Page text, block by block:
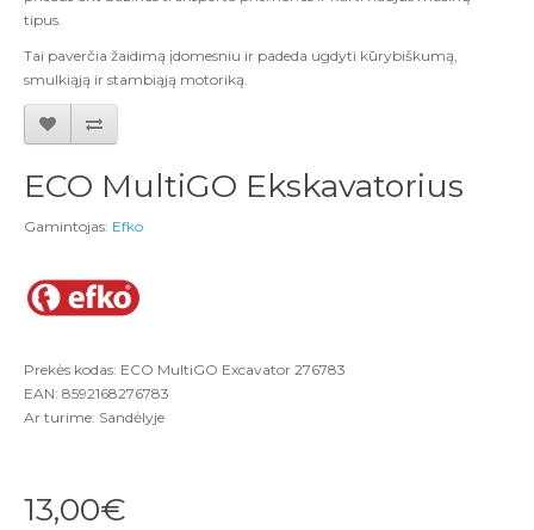
tipus.
Tai paverčia žaidimą įdomesniu ir padeda ugdyti kūrybiškumą,
smulkiąją ir stambiąją motoriką.
ECO MultiGO Ekskavatorius
Gamintojas: Efko
Prekės kodas: ECO MultiGO Excavator 276783
EAN: 8592168276783
Ar turime: Sandėlyje
13,00€